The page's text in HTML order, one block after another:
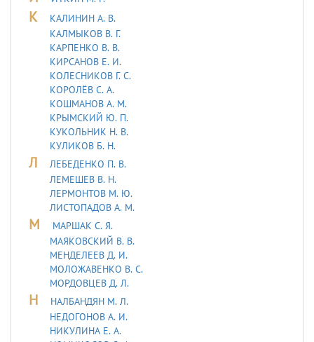
К
КАЛИНИН А. В.
КАЛМЫКОВ В. Г.
КАРПЕНКО В. В.
КИРСАНОВ Е. И.
КОЛЕСНИКОВ Г. С.
КОРОЛЁВ С. А.
КОШМАНОВ А. М.
КРЫМСКИЙ Ю. П.
КУКОЛЬНИК H. В.
КУЛИКОВ Б. Н.
Л
ЛЕБЕДЕHКО П. В.
ЛЕМЕШЕВ В. Н.
ЛЕРМОHТОВ М. Ю.
ЛИСТОПАДОВ А. М.
М
МАРШАК С. Я.
МАЯКОВСКИЙ В. В.
МЕНДЕЛЕЕВ Д. И.
МОЛОЖАВEHКО В. С.
МОРДОВЦЕВ Д. Л.
Н
НАЛБАНДЯН М. Л.
НЕДОГОНОВ А. И.
НИКУЛИНА Е. А.